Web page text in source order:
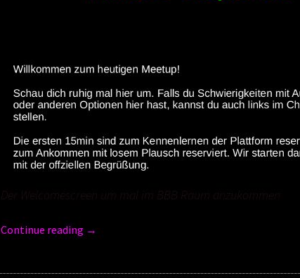
Der Welcomescreen um mal im BBB Raum anzukommen
Continue reading →